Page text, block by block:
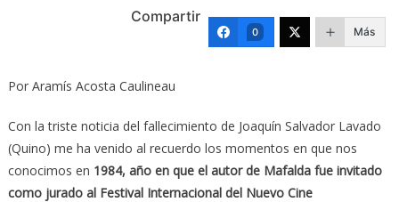
Compartir
0 Más
Por Aramís Acosta Caulineau
Con la triste noticia del fallecimiento de Joaquín Salvador Lavado
(Quino) me ha venido al recuerdo los momentos en que nos
conocimos en 1984, año en que el autor de Mafalda fue invitado
como jurado al Festival Internacional del Nuevo Cine